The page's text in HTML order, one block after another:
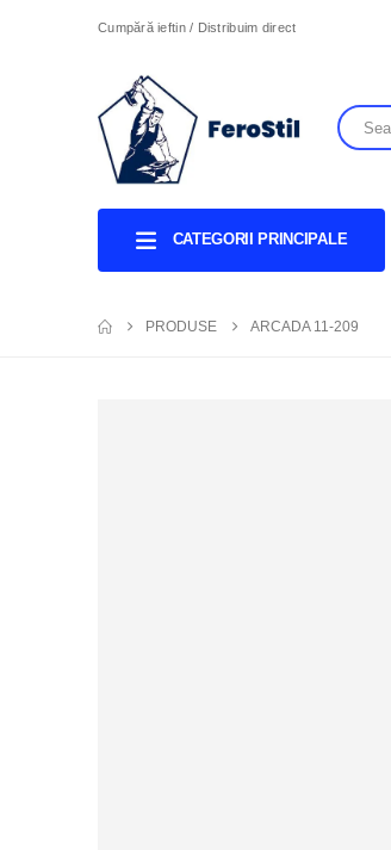
Cumpără ieftin / Distribuim direct
CATEGORII PRINCIPALE
PRODUSE ARCADA 11-209